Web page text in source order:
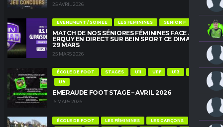
25 AVRIL 2026
EVENEMENT / SOIRÉE LES FÉMININES SENIOR F
MATCH DE NOS SÉNIORES FÉMININES FACE À
ERQUY EN DIRECT SUR BEIN SPORT CE DIMANCHE
29 MARS
25 MARS 2026
ÉCOLE DE FOOT STAGES U11 U11F U13
U9
EMERAUDE FOOT STAGE – AVRIL 2026
16 MARS 2026
ÉCOLE DE FOOT LES FÉMININES
LES GARÇONS